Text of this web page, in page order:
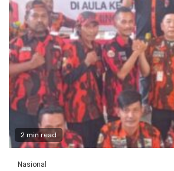
2 min read
Nasional